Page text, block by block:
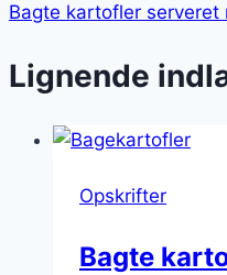
Bagte kartofler
Lignende
Opskrifter
Bagte